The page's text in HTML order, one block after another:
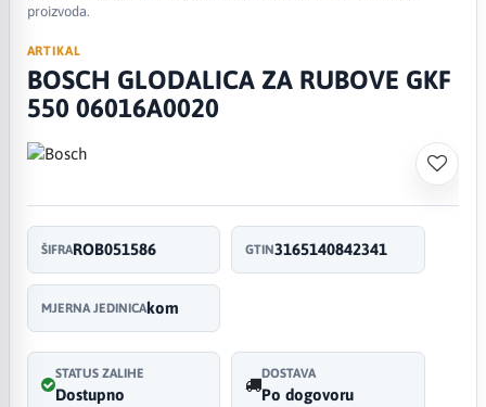
proizvoda.
ARTIKAL
BOSCH GLODALICA ZA RUBOVE GKF
550 06016A0020
ŠIFRAROB051586 GTIN3165140842341
MJERNA JEDINICAkom
STATUS ZALIHE
Dostupno
DOSTAVA
Po dogovoru